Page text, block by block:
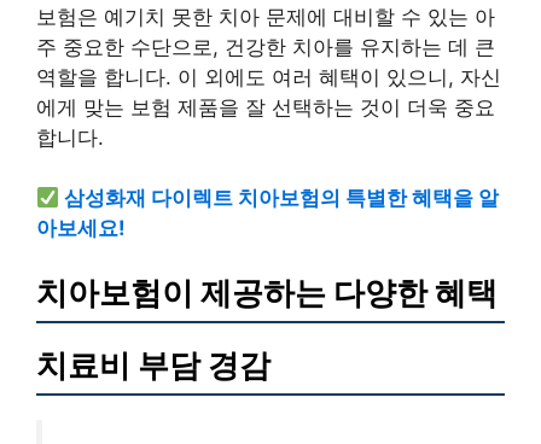
보험은 예기치 못한 치아 문제에 대비할 수 있는 아
주 중요한 수단으로, 건강한 치아를 유지하는 데 큰
역할을 합니다. 이 외에도 여러 혜택이 있으니, 자신
에게 맞는 보험 제품을 잘 선택하는 것이 더욱 중요
합니다.
삼성화재 다이렉트 치아보험의 특별한 혜택을 알
아보세요!
치아보험이 제공하는 다양한 혜택
치료비 부담 경감